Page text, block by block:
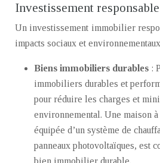
Investissement responsable
Un investissement immobilier
impacts sociaux et
Biens immobiliers durables :
immobiliers durables et
pour réduire les charges et
environnemental. Une maison
équipée d’un système de
panneaux photovoltaïques, est
bien immobilier durable.